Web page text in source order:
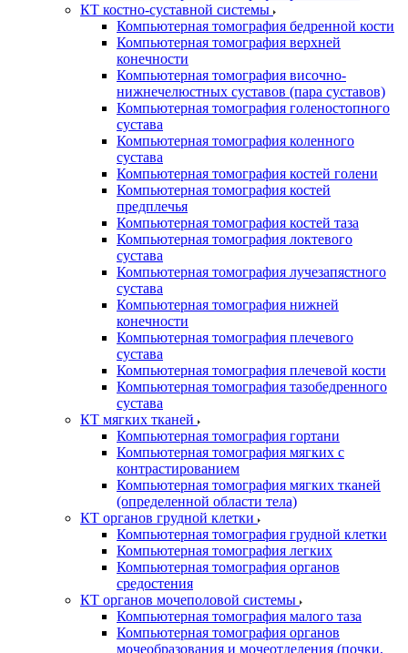
КТ костно-суставной системы
Компьютерная томография бедренной кости
Компьютерная томография верхней
конечности
Компьютерная томография височно-
нижнечелюстных суставов (пара суставов)
Компьютерная томография голеностопного
сустава
Компьютерная томография коленного
сустава
Компьютерная томография костей голени
Компьютерная томография костей
предплечья
Компьютерная томография костей таза
Компьютерная томография локтевого
сустава
Компьютерная томография лучезапястного
сустава
Компьютерная томография нижней
конечности
Компьютерная томография плечевого
сустава
Компьютерная томография плечевой кости
Компьютерная томография тазобедренного
сустава
КТ мягких тканей
Компьютерная томография гортани
Компьютерная томография мягких с
контрастированием
Компьютерная томография мягких тканей
(определенной области тела)
КТ органов грудной клетки
Компьютерная томография грудной клетки
Компьютерная томография легких
Компьютерная томография органов
средостения
КТ органов мочеполовой системы
Компьютерная томография малого таза
Компьютерная томография органов
мочеобразования и мочеотделения (почки,